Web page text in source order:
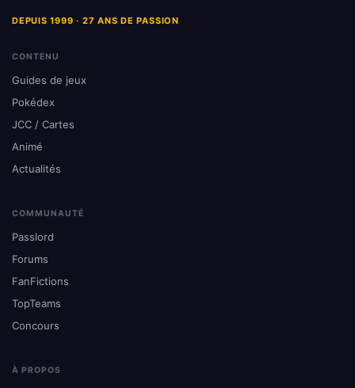
DEPUIS 1999 · 27 ANS DE PASSION
CONTENU
Guides de jeux
Pokédex
JCC / Cartes
Animé
Actualités
COMMUNAUTÉ
Passlord
Forums
FanFictions
TopTeams
Concours
À PROPOS